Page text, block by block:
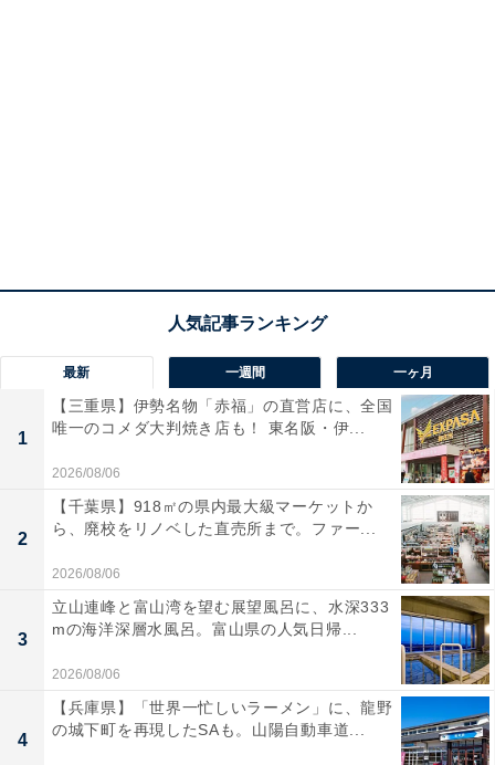
最新 一週間 一ヶ月
1
【三重県】伊勢名物「赤福」の直営店に、全国
唯一のコメダ大判焼き店も！ 東名阪・伊...
2026/08/06
2
【千葉県】918㎡の県内最大級マーケットか
ら、廃校をリノベした直売所まで。ファー...
2026/08/06
3
立山連峰と富山湾を望む展望風呂に、水深333
mの海洋深層水風呂。富山県の人気日帰...
2026/08/06
4
【兵庫県】「世界一忙しいラーメン」に、龍野
の城下町を再現したSAも。山陽自動車道...